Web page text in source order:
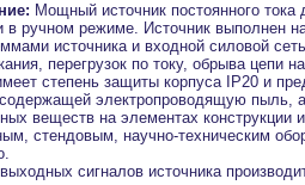
Мощный источник постоянного
в ручном режиме. Источник выполнен
источника и входной силовой
перегрузок по току, обрыва цепи
степень защиты корпуса IP20 и
электропроводящую пыль,
веществ на элементах конструкции
стендовым, научно-техническим
сигналов источника